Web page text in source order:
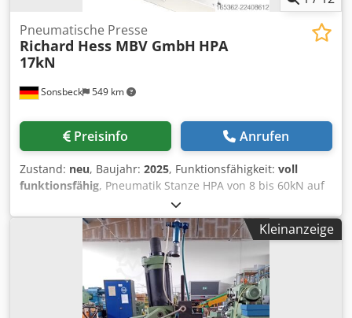
Sonsbeck 549 km
Pneumatische Presse
Richard Hess MBV GmbH HPA
17kN
Preisinfo Anrufen
Zustand: neu, Baujahr: 2025, Funktionsfähigkeit: voll
funktionsfähig, Pneumatik Stanze HPA von 8 bis 60kN auf
Anfrage Direktwirkende Stanze mit einer Druckkraft von
17KN Druckkraft 17KN Arbeitshub 40 mm Ausladung 100
mm Tischgröße B 300 x T 200 mm Stößelbohrung 20mm
Dkjdpjzn Nqfofx Amaer Gewicht 41kg Zweihandsteuerpult
Zweihandsteuerung beide Tastknöpfe müssen mit beiden
Händen gleichzeitig betätigt werden. Entspricht den
Forderungen EN574 Klasse IIIB 1 • Verdrehgesicherter
Kleinanzeige